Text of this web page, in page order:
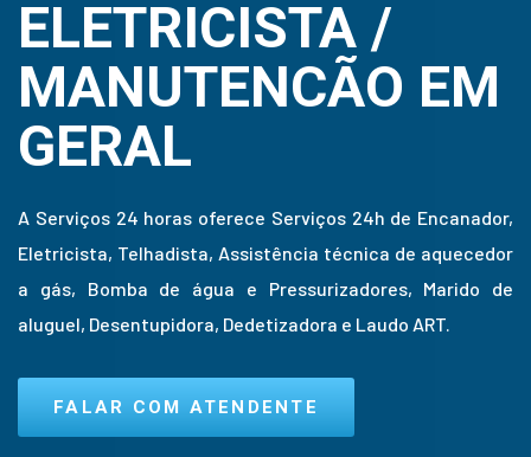
ELETRICISTA /
MANUTENCÃO EM
GERAL
A Serviços 24 horas oferece Serviços 24h de Encanador,
Eletricista, Telhadista, Assistência técnica de aquecedor
a gás, Bomba de água e Pressurizadores, Marido de
aluguel, Desentupidora, Dedetizadora e Laudo ART.
FALAR COM ATENDENTE